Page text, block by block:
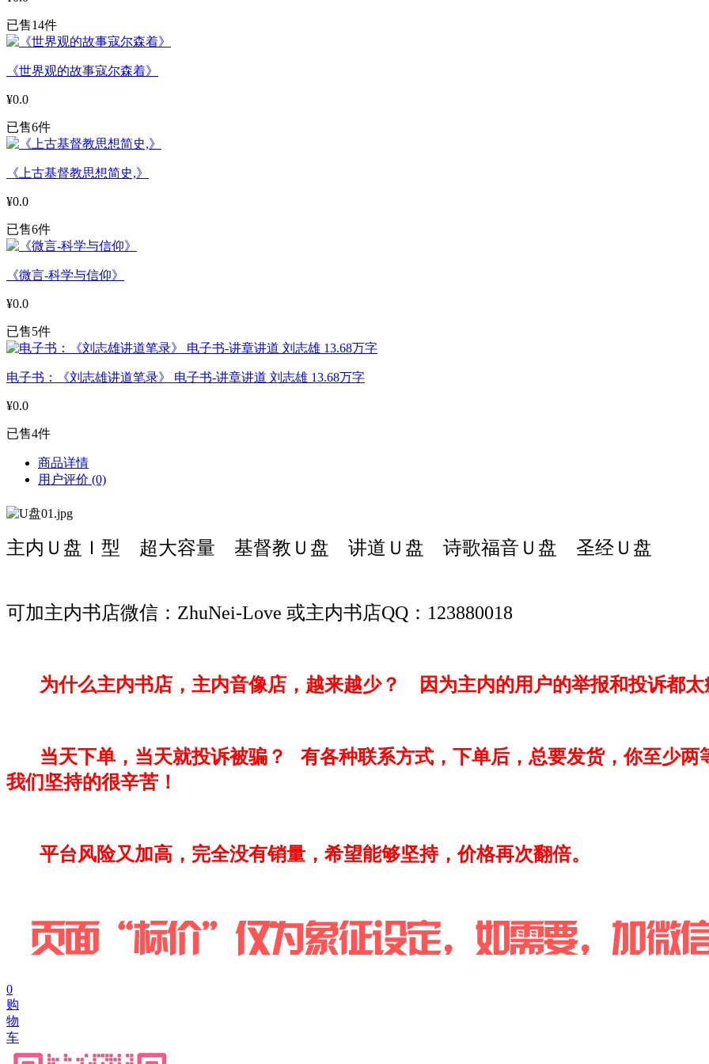
已售14件
《世界观的故事寇尔森着》
¥0.0
已售6件
《上古基督教思想简史,》
¥0.0
已售6件
《微言-科学与信仰》
¥0.0
已售5件
电子书：《刘志雄讲道笔录》 电子书-讲章讲道 刘志雄 13.68万字
¥0.0
已售4件
商品详情
用户评价 (0)
主内Ｕ盘Ｉ型 超大容量 基督教Ｕ盘 讲道Ｕ盘 诗歌福音Ｕ盘 圣经Ｕ盘
可加主内书店微信：ZhuNei-Love 或主内书店QQ：123880018
为什么主内书店，主内音像店，越来越少？ 因为主内的用户的举报和投诉都
当天下单，当天就投诉被骗？ 有各种联系方式，下单后，总要发货，你至少两
我们坚持的很辛苦！
平台风险又加高，完全没有销量，希望能够坚持，价格再次翻倍。
0
购
物
车